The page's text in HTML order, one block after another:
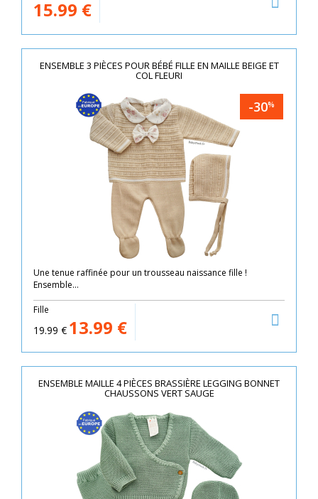
15.99 €
ENSEMBLE 3 PIÈCES POUR BÉBÉ FILLE EN MAILLE BEIGE ET
COL FLEURI
-30%
Une tenue raffinée pour un trousseau naissance fille !
Ensemble...
Fille
19.99 € 13.99 €
ENSEMBLE MAILLE 4 PIÈCES BRASSIÈRE LEGGING BONNET
CHAUSSONS VERT SAUGE